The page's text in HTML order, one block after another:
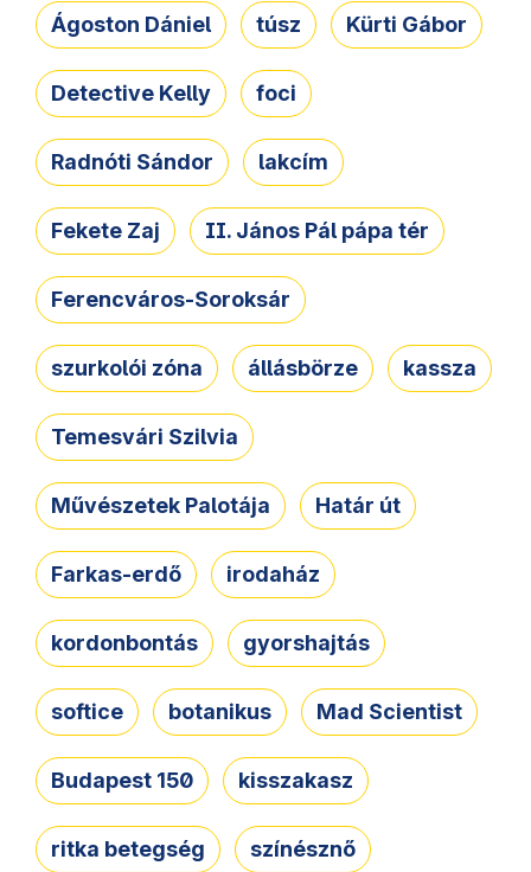
Ágoston Dániel túsz Kürti Gábor
Detective Kelly foci
Radnóti Sándor lakcím
Fekete Zaj II. János Pál pápa tér
Ferencváros-Soroksár
szurkolói zóna állásbörze kassza
Temesvári Szilvia
Művészetek Palotája Határ út
Farkas-erdő irodaház
kordonbontás gyorshajtás
softice botanikus Mad Scientist
Budapest 150 kisszakasz
ritka betegség színésznő